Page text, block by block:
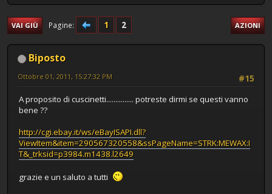
VAI GIÙ Pagine 1 2 AZIONI
Biposto
#15
Ottobre 01, 2011, 15:27:32 PM
A proposito di cuscinetti............... potreste dirmi se questi vanno
bene ??
http://cgi.ebay.it/ws/eBayISAPI.dll?
ViewItem&item=290567320558&ssPageName=STRK:MEWAX:I
T&_trksid=p3984.m1438.l2649
grazie e un saluto a tutti